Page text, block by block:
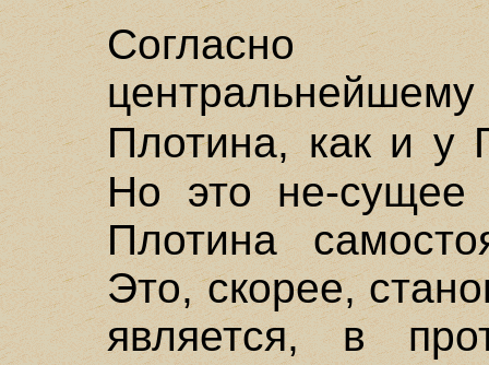
Согласно
Плотина, как и у
Но это не-сущее
Плотина
Это, скорее,
является, в